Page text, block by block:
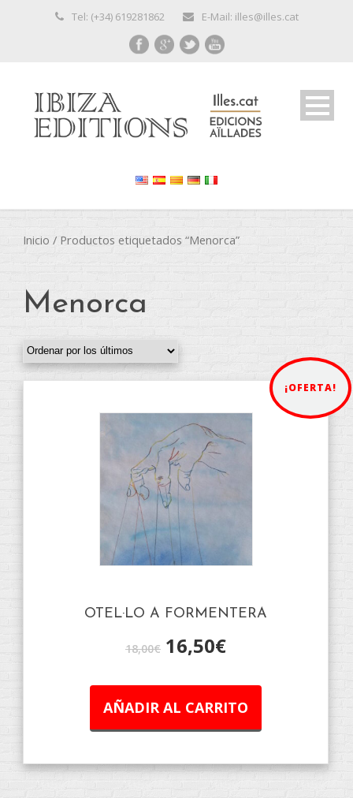
Tel: (+34) 619281862 E-Mail: illes@illes.cat
Inicio / Productos etiquetados “Menorca”
Menorca
¡OFERTA!
OTEL·LO A FORMENTERA
18,00€ 16,50€
AÑADIR AL CARRITO